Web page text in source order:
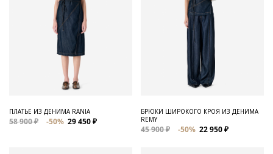
ПЛАТЬЕ ИЗ ДЕНИМА RANIA
58 900 ₽ -50% 29 450 ₽
БРЮКИ ШИРОКОГО КРОЯ ИЗ ДЕНИМА
REMY
45 900 ₽ -50% 22 950 ₽